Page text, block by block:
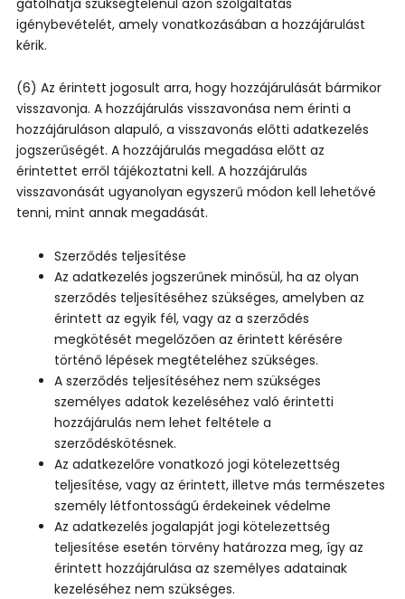
igénybevételét, amely vonatkozásában a hozzájárulást
kérik.
(6) Az érintett jogosult arra, hogy hozzájárulását bármikor
visszavonja. A hozzájárulás visszavonása nem érinti a
hozzájáruláson alapuló, a visszavonás előtti adatkezelés
jogszerűségét. A hozzájárulás megadása előtt az
érintettet erről tájékoztatni kell. A hozzájárulás
visszavonását ugyanolyan egyszerű módon kell lehetővé
tenni, mint annak megadását.
Szerződés teljesítése
Az adatkezelés jogszerűnek minősül, ha az olyan
szerződés teljesítéséhez szükséges, amelyben az
érintett az egyik fél, vagy az a szerződés
megkötését megelőzően az érintett kérésére
történő lépések megtételéhez szükséges.
A szerződés teljesítéséhez nem szükséges
személyes adatok kezeléséhez való érintetti
hozzájárulás nem lehet feltétele a
szerződéskötésnek.
Az adatkezelőre vonatkozó jogi kötelezettség
teljesítése, vagy az érintett, illetve más természetes
személy létfontosságú érdekeinek védelme
Az adatkezelés jogalapját jogi kötelezettség
teljesítése esetén törvény határozza meg, így az
érintett hozzájárulása az személyes adatainak
kezeléséhez nem szükséges.